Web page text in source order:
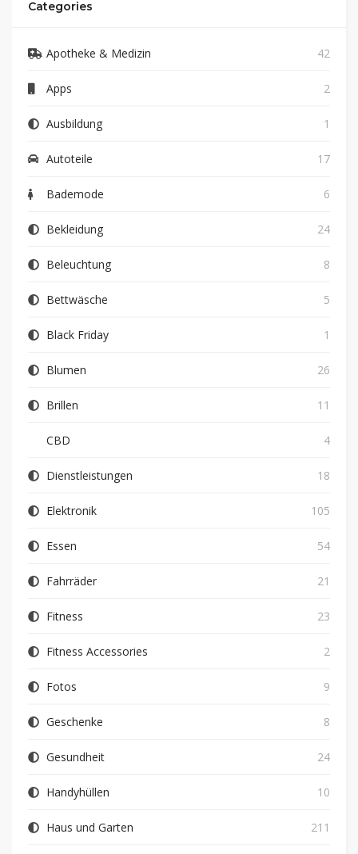
Categories
Apotheke & Medizin 42
Apps 2
Ausbildung 1
Autoteile 17
Bademode 6
Bekleidung 24
Beleuchtung 8
Bettwäsche 5
Black Friday 1
Blumen 26
Brillen 11
CBD 4
Dienstleistungen 18
Elektronik 105
Essen 54
Fahrräder 21
Fitness 23
Fitness Accessories 2
Fotos 9
Geschenke 8
Gesundheit 24
Handyhüllen 10
Haus und Garten 211